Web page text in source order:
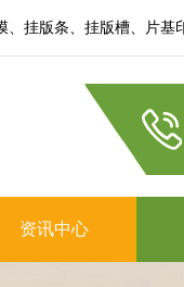
挂版条、挂版槽、片基
资讯中心